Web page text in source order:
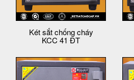
Két sắt chống cháy
KCC 41 ĐT